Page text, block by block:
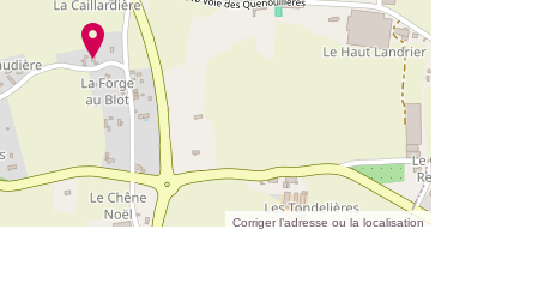
Corriger l’adresse ou la localisation